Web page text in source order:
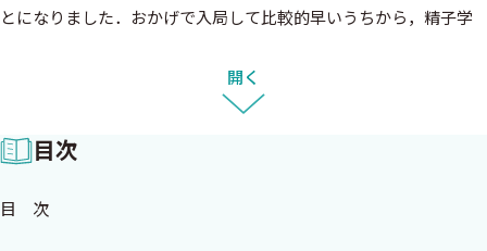
とになりました．おかげで入局して比較的早いうちから，精子学
される先生方との交流機会があり，多くの刺激をいただいてまいり
一方で，国内初のIVF成功以来，40年もの月日が光陰矢のごとく
過ぎ去り，その間に生殖医療のレベルは着実に進化し，現時点で
本書では，不妊症診療の場でご活躍されている様々な職種の方々
開く
目次
目 次